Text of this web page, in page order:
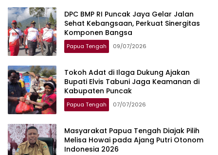
DPC BMP RI Puncak Jaya Gelar Jalan
Sehat Kebangsaan, Perkuat Sinergitas
Komponen Bangsa
Papua Tengah 09/07/2026
Tokoh Adat di Ilaga Dukung Ajakan
Bupati Elvis Tabuni Jaga Keamanan di
Kabupaten Puncak
Papua Tengah 07/07/2026
Masyarakat Papua Tengah Diajak Pilih
Melisa Howai pada Ajang Putri Otonom
Indonesia 2026